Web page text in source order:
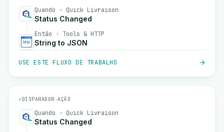
Quando · Quick Livraison
Status Changed
Então · Tools & HTTP
String to JSON
USE ESTE FLUXO DE TRABALHO
⚡ DISPARADOR→AÇÃO
Quando · Quick Livraison
Status Changed